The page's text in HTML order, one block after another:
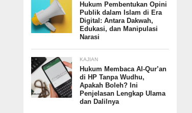
Hukum Pembentukan Opini
Publik dalam Islam di Era
Digital: Antara Dakwah,
Edukasi, dan Manipulasi
Narasi
KAJIAN
Hukum Membaca Al-Qur’an
di HP Tanpa Wudhu,
Apakah Boleh? Ini
Penjelasan Lengkap Ulama
dan Dalilnya